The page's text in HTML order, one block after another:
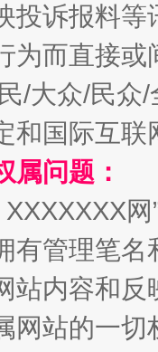
如何以
投诉报料
为而直接
/大众/民
和国际互
属问题：
有管理笔
站内容和
网站的一